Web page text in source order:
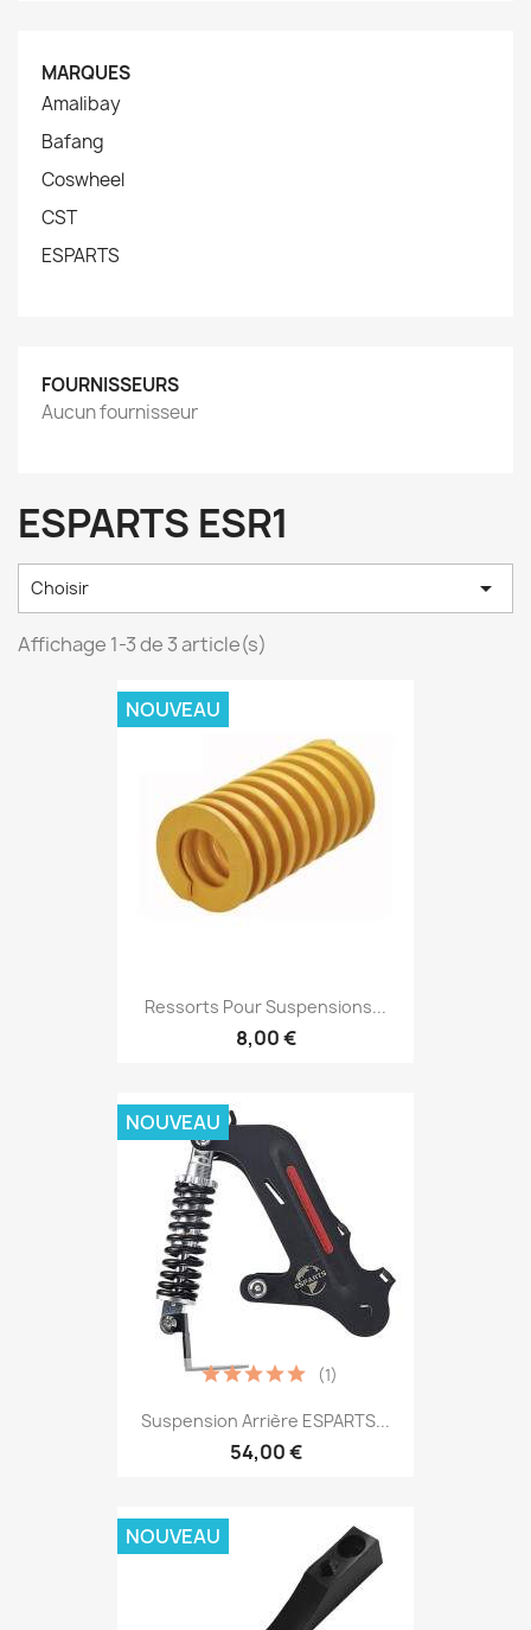
MARQUES
Amalibay
Bafang
Coswheel
CST
ESPARTS
FOURNISSEURS
Aucun fournisseur
ESPARTS ESR1
Choisir 
Affichage 1-3 de 3 article(s)
Ressorts Pour Suspensions...
8,00 €
NOUVEAU
Suspension Arrière ESPARTS...
54,00 €
(1)
NOUVEAU
NOUVEAU